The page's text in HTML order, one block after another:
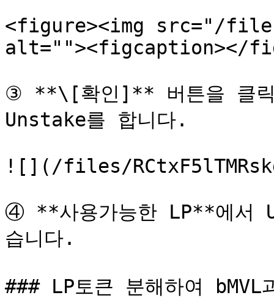
<figure><img src="/files/
alt=""><figcaption></
③ **\[확인]** 버튼을 클릭
Unstake를 합니다.
![](/files/
④ **사용가능한 LP**에서
습니다.
### LP토큰 분해하여 bMVL